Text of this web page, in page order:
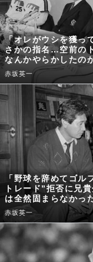
「オレがウシを獲っ
さかの指名…空前の
なんかやらかしたの
赤坂英一
「野球を辞めてゴル
トレード”拒否に兄
は全然固まらなかっ
赤坂英一